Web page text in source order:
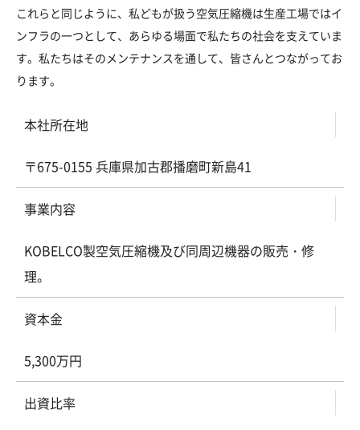
これらと同じように、私どもが扱う空気圧縮機は生産工場ではイ
ンフラの一つとして、あらゆる場面で私たちの社会を支えていま
す。私たちはそのメンテナンスを通して、皆さんとつながってお
ります。
本社所在地
〒675-0155 兵庫県加古郡播磨町新島41
事業内容
KOBELCO製空気圧縮機及び同周辺機器の販売・修
理。
資本金
5,300万円
出資比率